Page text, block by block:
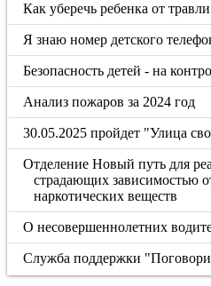
Как уберечь ребенка от травли
Я знаю номер детского
Безопасность детей - на
Анализ пожаров за 2024 год
30.05.2025 пройдет "Улица
Отделение Новый путь для
страдающих зависимостью
наркотических веществ
О несовершеннолетних
Служба поддержки